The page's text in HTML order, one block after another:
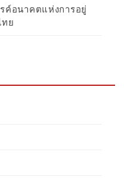
ค์อนาคตแห่งการอยู่
ทย